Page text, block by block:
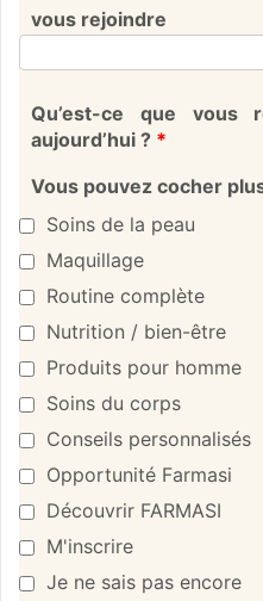
vous rejoindre
Qu’est-ce que vous
aujourd’hui ? *
Vous pouvez cocher
Soins de la peau
Maquillage
Routine complète
Nutrition / bien-être
Produits pour homme
Soins du corps
Conseils personnalisés
Opportunité Farmasi
Découvrir FARMASI
M'inscrire
Je ne sais pas encore